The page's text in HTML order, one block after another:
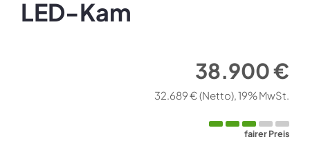
LED-Kam
38.900 €
32.689 €(Netto) 19% MwSt.
fairer Preis